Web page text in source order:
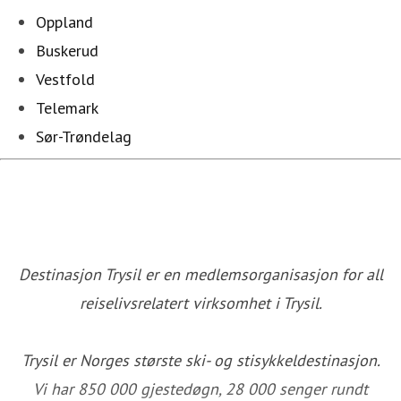
Oppland
Buskerud
Vestfold
Telemark
Sør-Trøndelag
Destinasjon Trysil er en medlemsorganisasjon for all
reiselivsrelatert virksomhet i Trysil.
Trysil er Norges største ski- og stisykkeldestinasjon.
Vi har 850 000 gjestedøgn, 28 000 senger rundt